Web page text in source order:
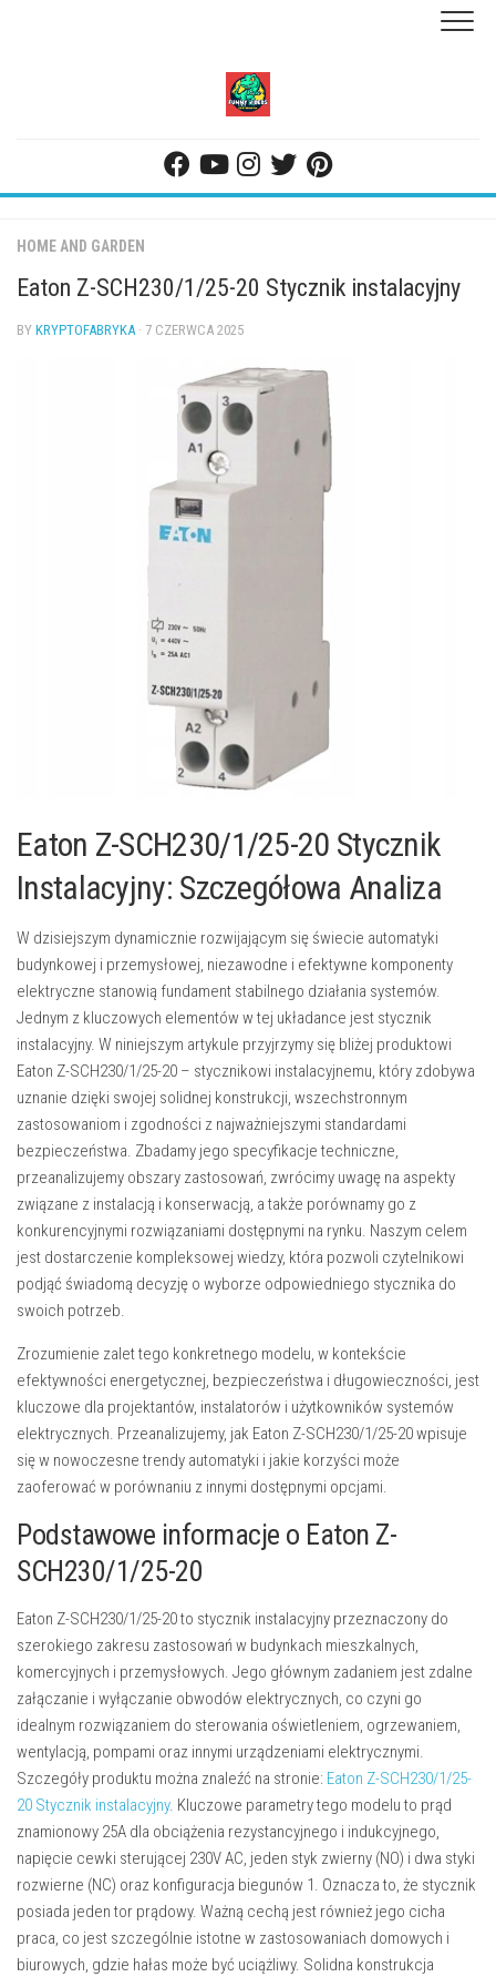
HOME AND GARDEN
Eaton Z-SCH230/1/25-20 Stycznik instalacyjny
BY KRYPTOFABRYKA · 7 CZERWCA 2025
Eaton Z-SCH230/1/25-20 Stycznik
Instalacyjny: Szczegółowa Analiza
W dzisiejszym dynamicznie rozwijającym się świecie automatyki
budynkowej i przemysłowej, niezawodne i efektywne komponenty
elektryczne stanowią fundament stabilnego działania systemów.
Jednym z kluczowych elementów w tej układance jest stycznik
instalacyjny. W niniejszym artykule przyjrzymy się bliżej produktowi
Eaton Z-SCH230/1/25-20 – stycznikowi instalacyjnemu, który zdobywa
uznanie dzięki swojej solidnej konstrukcji, wszechstronnym
zastosowaniom i zgodności z najważniejszymi standardami
bezpieczeństwa. Zbadamy jego specyfikacje techniczne,
przeanalizujemy obszary zastosowań, zwrócimy uwagę na aspekty
związane z instalacją i konserwacją, a także porównamy go z
konkurencyjnymi rozwiązaniami dostępnymi na rynku. Naszym celem
jest dostarczenie kompleksowej wiedzy, która pozwoli czytelnikowi
podjąć świadomą decyzję o wyborze odpowiedniego stycznika do
swoich potrzeb.
Zrozumienie zalet tego konkretnego modelu, w kontekście
efektywności energetycznej, bezpieczeństwa i długowieczności, jest
kluczowe dla projektantów, instalatorów i użytkowników systemów
elektrycznych. Przeanalizujemy, jak Eaton Z-SCH230/1/25-20 wpisuje
się w nowoczesne trendy automatyki i jakie korzyści może
zaoferować w porównaniu z innymi dostępnymi opcjami.
Podstawowe informacje o Eaton Z-
SCH230/1/25-20
Eaton Z-SCH230/1/25-20 to stycznik instalacyjny przeznaczony do
szerokiego zakresu zastosowań w budynkach mieszkalnych,
komercyjnych i przemysłowych. Jego głównym zadaniem jest zdalne
załączanie i wyłączanie obwodów elektrycznych, co czyni go
idealnym rozwiązaniem do sterowania oświetleniem, ogrzewaniem,
wentylacją, pompami oraz innymi urządzeniami elektrycznymi.
Szczegóły produktu można znaleźć na stronie: Eaton Z-SCH230/1/25-
20 Stycznik instalacyjny. Kluczowe parametry tego modelu to prąd
znamionowy 25A dla obciążenia rezystancyjnego i indukcyjnego,
napięcie cewki sterującej 230V AC, jeden styk zwierny (NO) i dwa styki
rozwierne (NC) oraz konfiguracja biegunów 1. Oznacza to, że stycznik
posiada jeden tor prądowy. Ważną cechą jest również jego cicha
praca, co jest szczególnie istotne w zastosowaniach domowych i
biurowych, gdzie hałas może być uciążliwy. Solidna konstrukcja